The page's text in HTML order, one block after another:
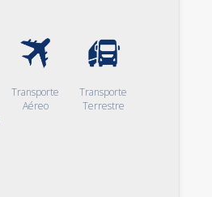
Transporte
Aéreo
Transporte
Terrestre